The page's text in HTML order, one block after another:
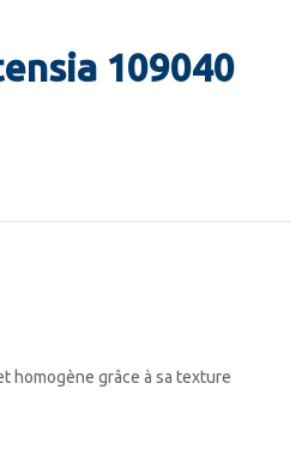
109040
homogène grâce à sa texture